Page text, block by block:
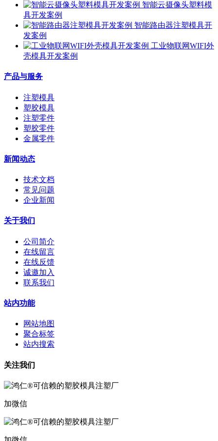
智能云摄像头塑料模
具开发案例
智能路由器注塑模具开
发案例
工业物联网WIFI外
壳模具开发案例
产品与服务
注塑模具
塑胶模具
注塑零件
塑胶零件
金属零件
新闻动态
技术文档
常见问题
企业新闻
关于我们
公司简介
在线留言
在线反馈
诚邀加入
联系我们
站内功能
网站地图
聚合标签
站内搜索
关注我们
加微信